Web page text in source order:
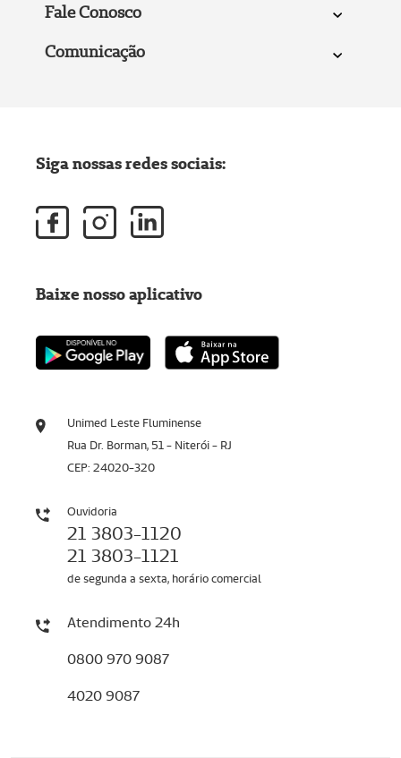
Fale Conosco
Comunicação
Unimed Leste Fluminense
Rua Dr. Borman, 51 - Niterói - RJ
CEP: 24020-320
Ouvidoria
21 3803-1120
21 3803-1121
de segunda a sexta, horário comercial
Atendimento 24h
0800 970 9087
4020 9087
Siga nossas redes sociais:
Baixe nosso aplicativo